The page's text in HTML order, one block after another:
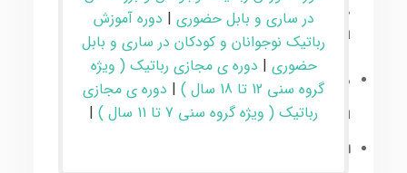
صرافی‌های پیشرو در این حوزه، دو قابلیت کلیدی را در
اختیار کاربران قرار می‌دهند:
معاملات دوطرفه:امکان کسب سود هم از افزایش و هم
از کاهش قیمت دارایی‌ها را فراهم می‌کند.
استفاده از اهرم (لوریج):
در ساری و بابل حضوری | دوره آموزش
رباتیک نوجوانان و کودکان در ساری و بابل
حضوری | دوره ی مجازی رباتیک ( ویژه
گروه سنی 12 تا 18 سال )
| دوره ی مجازی
رباتیک ( ویژه گروه سنی 7 تا 11 سال )
|